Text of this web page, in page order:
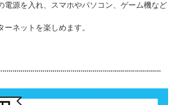
電源を入れ、スマホやパソコン、ゲーム機など
ネットを楽しめます。